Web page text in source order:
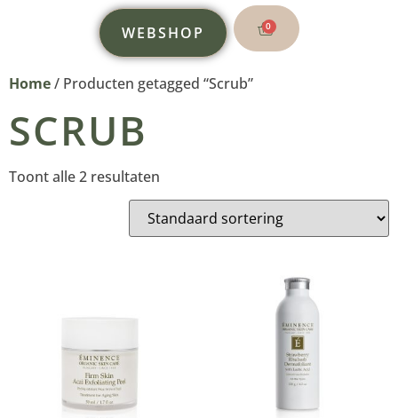
WEBSHOP 0
Home/ Producten getagged “Scrub”
SCRUB
Toont alle 2 resultaten